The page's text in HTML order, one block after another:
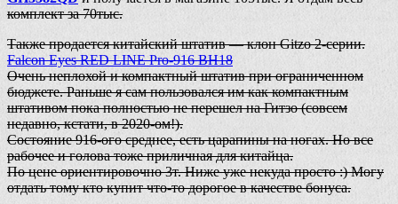
комплект за 70тыс.
Также продается китайский штатив — клон Gitzo 2-серии.
Falcon Eyes RED LINE Pro-916 BH18
Очень неплохой и компактный штатив при ограниченном
бюджете. Раньше я сам пользовался им как компактным
штативом пока полностью не перешел на Гитзо (совсем
недавно, кстати, в 2020-ом!).
Состояние 916-ого среднее, есть царапины на ногах. Но все
рабочее и голова тоже приличная для китайца.
По цене ориентировочно 3т. Ниже уже некуда просто :) Могу
отдать тому кто купит что-то дорогое в качестве бонуса.